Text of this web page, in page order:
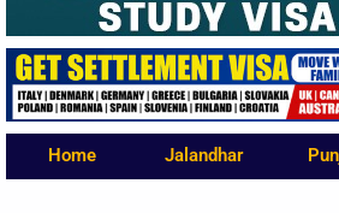
Home Jalandhar